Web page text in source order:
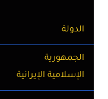
الدولة
الجمهورية
الإسلامية الإيرانية